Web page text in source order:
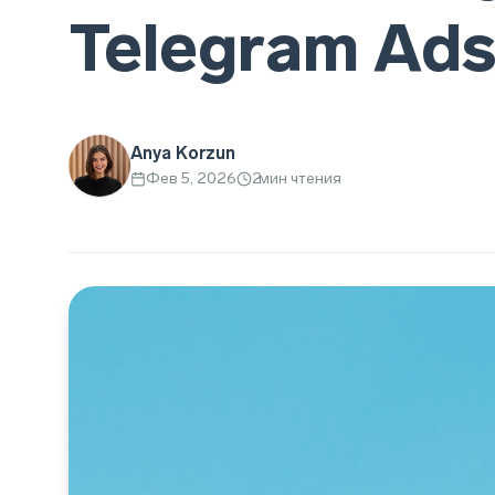
Telegram
Anya Korzun
Фев 5, 2026 2мин чтения